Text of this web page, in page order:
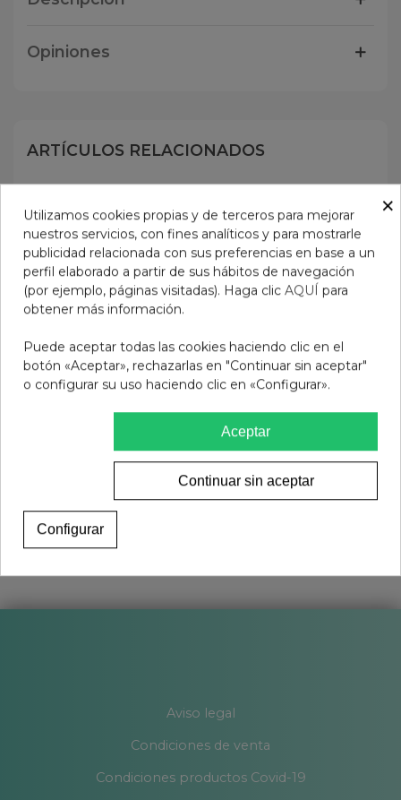
Opiniones
ARTÍCULOS RELACIONADOS
Aviso legal
Condiciones de venta
Condiciones productos Covid-19
×
Utilizamos cookies propias y de terceros para mejorar
nuestros servicios, con fines analíticos y para mostrarle
publicidad relacionada con sus preferencias en base a un
perfil elaborado a partir de sus hábitos de navegación
(por ejemplo, páginas visitadas). Haga clic AQUÍ para
obtener más información.
Puede aceptar todas las cookies haciendo clic en el
botón «Aceptar», rechazarlas en "Continuar sin aceptar"
o configurar su uso haciendo clic en «Configurar».
Aceptar
Continuar sin aceptar
Configurar